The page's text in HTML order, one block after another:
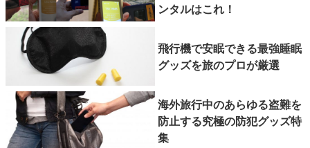
ンタルはこれ！
飛行機で安眠できる最強睡眠
グッズを旅のプロが厳選
海外旅行中のあらゆる盗難を
防止する究極の防犯グッズ特
集